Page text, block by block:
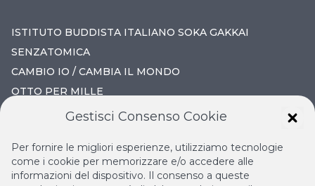
ISTITUTO BUDDISTA ITALIANO SOKA GAKKAI
SENZATOMICA
CAMBIO IO / CAMBIA IL MONDO
OTTO PER MILLE
IL VOLO CONTINUO
LA BIBLIOTECA DI NICHIREN
Gestisci Consenso Cookie
Per fornire le migliori esperienze, utilizziamo tecnologie
come i cookie per memorizzare e/o accedere alle
informazioni del dispositivo. Il consenso a queste